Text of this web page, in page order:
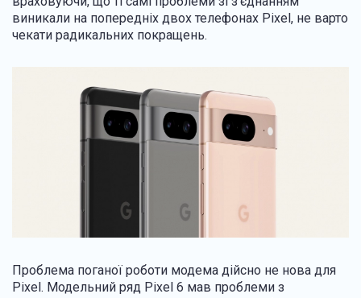
виникали на попередніх двох телефонах Pixel, не варто
чекати радикальних покращень.
Проблема поганої роботи модема дійсно не нова для
Pixel. Модельний ряд Pixel 6 мав проблеми з